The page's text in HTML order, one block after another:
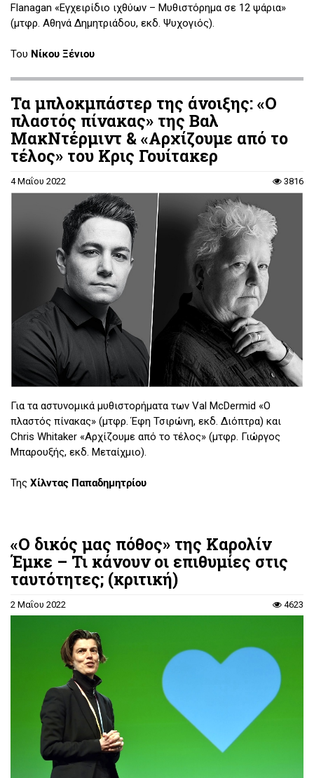
Flanagan «Εγχειρίδιο ιχθύων – Μυθιστόρημα σε 12 ψάρια»
(μτφρ. Αθηνά Δημητριάδου, εκδ. Ψυχογιός).
Του Νίκου Ξένιου
Τα μπλοκμπάστερ της άνοιξης: «Ο
πλαστός πίνακας» της Βαλ
ΜακΝτέρμιντ & «Αρχίζουμε από το
τέλος» του Κρις Γουίτακερ
4 Μαΐου 2022 3816
Για τα αστυνομικά μυθιστορήματα των Val McDermid «Ο
πλαστός πίνακας» (μτφρ. Έφη Τσιρώνη, εκδ. Διόπτρα) και
Chris Whitaker «Αρχίζουμε από το τέλος» (μτφρ. Γιώργος
Μπαρουξής, εκδ. Μεταίχμιο).
Της Χίλντας Παπαδημητρίου
«Ο δικός μας πόθος» της Καρολίν
Έμκε – Τι κάνουν οι επιθυμίες στις
ταυτότητες; (κριτική)
2 Μαΐου 2022 4623